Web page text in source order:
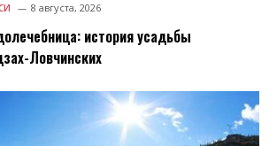
8 августа, 2026
история усадьбы
Ловчинских